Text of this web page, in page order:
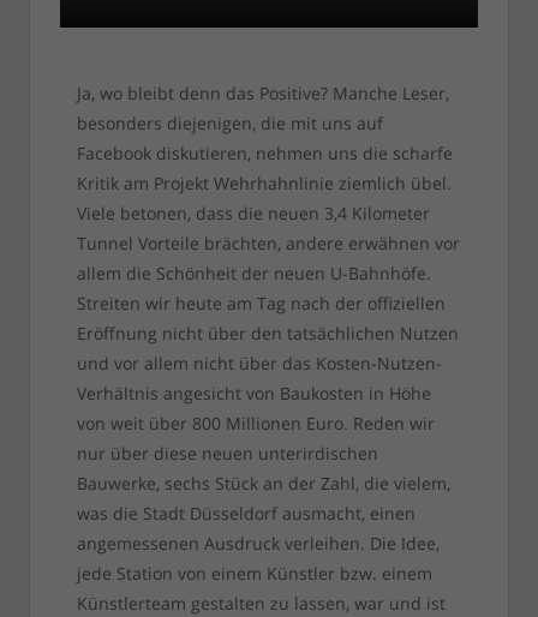
Ja, wo bleibt denn das Positive? Manche Leser,
besonders diejenigen, die mit uns auf
Facebook diskutieren, nehmen uns die scharfe
Kritik am Projekt Wehrhahnlinie ziemlich übel.
Viele betonen, dass die neuen 3,4 Kilometer
Tunnel Vorteile brächten, andere erwähnen vor
allem die Schönheit der neuen U-Bahnhöfe.
Streiten wir heute am Tag nach der offiziellen
Eröffnung nicht über den tatsächlichen Nutzen
und vor allem nicht über das Kosten-Nutzen-
Verhältnis angesicht von Baukosten in Höhe
von weit über 800 Millionen Euro. Reden wir
nur über diese neuen unterirdischen
Bauwerke, sechs Stück an der Zahl, die vielem,
was die Stadt Düsseldorf ausmacht, einen
angemessenen Ausdruck verleihen. Die Idee,
jede Station von einem Künstler bzw. einem
Künstlerteam gestalten zu lassen, war und ist